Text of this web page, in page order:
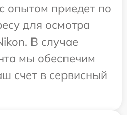
опытом приедет по
для осмотра
В случае
мы обеспечим
счет в сервисный